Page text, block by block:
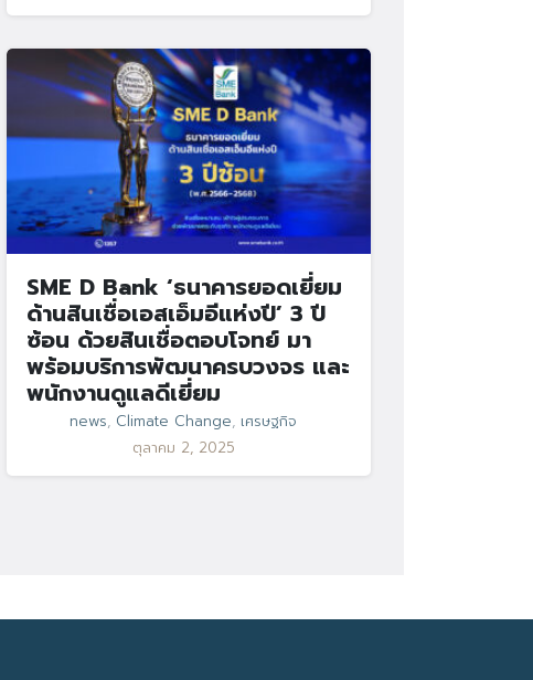
SME D Bank ‘ธนาคารยอดเยี่ยม
ด้านสินเชื่อเอสเอ็มอีแห่งปี’ 3 ปี
ซ้อน ด้วยสินเชื่อตอบโจทย์ มา
พร้อมบริการพัฒนาครบวงจร และ
พนักงานดูแลดีเยี่ยม
news, Climate Change, เศรษฐกิจ
ตุลาคม 2, 2025